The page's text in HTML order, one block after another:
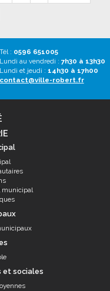
Tél : 0596 651005
Lundi au vendredi : 7h30 à 13h30
Lundi et jeudi : 14h30 à 17h00
contact@ville-robert.fr
municipal
et sociales